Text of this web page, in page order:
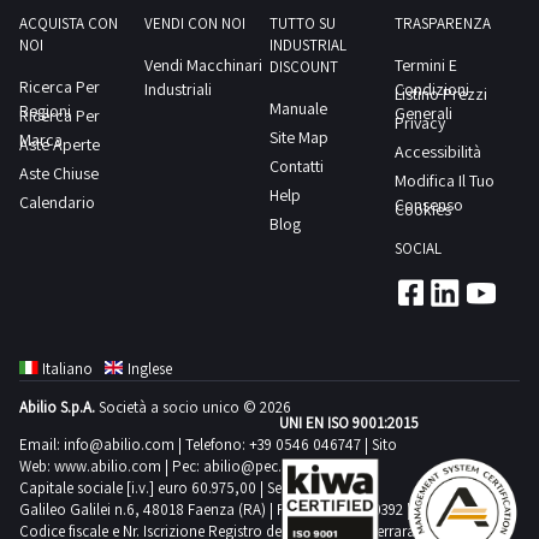
dal
concordato:
ACQUISTA CON
NOI
Ricerca Per
Regioni
Ricerca Per
Marca
Aste Aperte
Aste Chiuse
Calendario
VENDI CON NOI
Vendi Macchinari
Industriali
TUTTO SU
INDUSTRIAL
DISCOUNT
Manuale
Site Map
Contatti
Help
Blog
TRASPARENZA
Termini E
Condizioni
Generali
Listino Prezzi
Privacy
Accessibilità
Modifica Il Tuo
Consenso
Cookies
SOCIAL
Italiano
Inglese
Abilio S.p.A.Società a socio unico © 2026
Email: info@abilio.com | Telefono: +39 0546 046747 | Sito
Web: www.abilio.com | Pec: abilio@pec.illimity.com
Capitale sociale [i.v.] euro 60.975,00 | Sede legale in Via
Galileo Galilei n.6, 48018 Faenza (RA) | P.IVA: 02704840392 |
Codice fiscale e Nr. Iscrizione Registro delle Imprese di Ferrara
UNI EN ISO 9001:2015